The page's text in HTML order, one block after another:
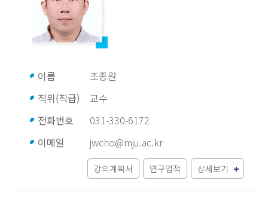
이름
조종원
직위(직급)
교수
전화번호
031-330-6172
이메일
jwcho@mju.ac.kr
강의계획서 연구업적 상세보기